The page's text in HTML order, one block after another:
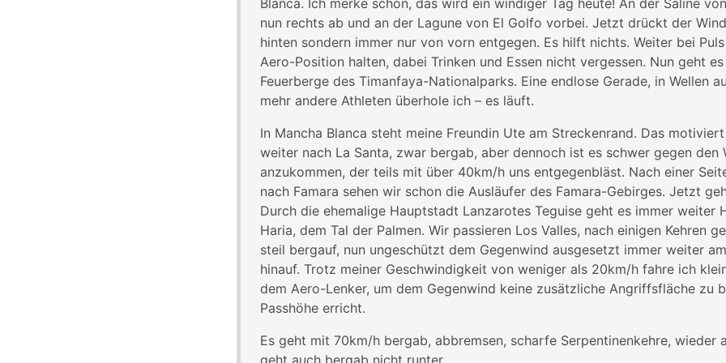
Blanca. Ich merke schon, das wird ein windiger Tag heute! An der Saline
nun rechts ab und an der Lagune von El Golfo vorbei. Jetzt drückt der
hinten sondern immer nur von vorn entgegen. Es hilft nichts. Weiter bei
Aero-Position halten, dabei Trinken und Essen nicht vergessen. Nun geht
Feuerberge des Timanfaya-Nationalparks. Eine endlose Gerade, in Wellen
mehr andere Athleten überhole ich – es läuft.
In Mancha Blanca steht meine Freundin Ute am Streckenrand. Das
weiter nach La Santa, zwar bergab, aber dennoch ist es schwer gegen den
anzukommen, der teils mit über 40km/h uns entgegenbläst. Nach einer
nach Famara sehen wir schon die Ausläufer des Famara-Gebirges. Jetzt
Durch die ehemalige Hauptstadt Lanzarotes Teguise geht es immer weiter
Haria, dem Tal der Palmen. Wir passieren Los Valles, nach einigen Kehren
steil bergauf, nun ungeschützt dem Gegenwind ausgesetzt immer weiter
hinauf. Trotz meiner Geschwindigkeit von weniger als 20km/h fahre ich
dem Aero-Lenker, um dem Gegenwind keine zusätzliche Angriffsfläche zu
Passhöhe erricht.
Es geht mit 70km/h bergab, abbremsen, scharfe Serpentinenkehre, wieder
geht auch bergab nicht runter.